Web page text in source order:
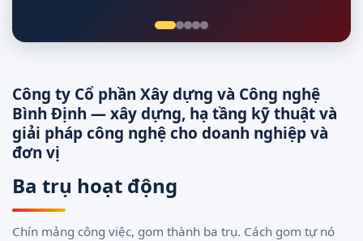
Công ty Cổ phần Xây dựng và Công nghệ
Bình Định — xây dựng, hạ tầng kỹ thuật và
giải pháp công nghệ cho doanh nghiệp và
đơn vị
Ba trụ hoạt động
Chín mảng công việc, gom thành ba trụ. Cách gom tự nó